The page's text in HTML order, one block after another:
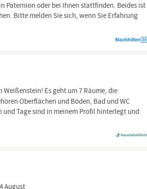
Paternion oder bei Ihnen stattfinden. Beides ist
Bitte melden Sie sich, wenn Sie Erfahrung
Es geht um 7 Räume, die
Oberflächen und Böden, Bad und WC
Tage sind in meinem Profil hinterlegt und
August